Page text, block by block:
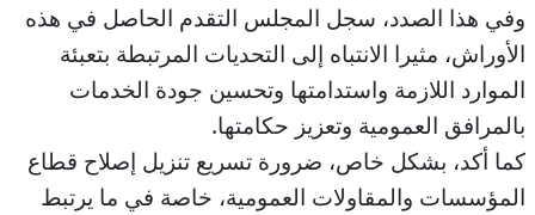
وفي هذا الصدد، سجل المجلس التقدم الحاصل في هذه
الأوراش، مثيرا الانتباه إلى التحديات المرتبطة بتعبئة
الموارد اللازمة واستدامتها وتحسين جودة الخدمات
بالمرافق العمومية وتعزيز حكامتها.
كما أكد، بشكل خاص، ضرورة تسريع تنزيل إصلاح قطاع
المؤسسات والمقاولات العمومية، خاصة في ما يرتبط